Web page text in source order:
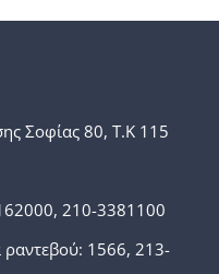
Σοφίας 80, Τ.Κ 115
210-3381100
ραντεβού: 1566, 213-